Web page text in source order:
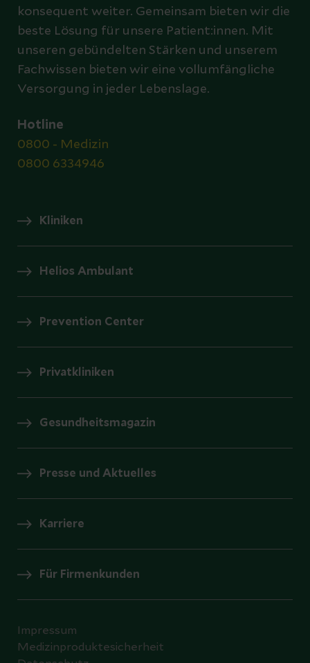
konsequent weiter. Gemeinsam bieten wir die
beste Lösung für unsere Patient:innen. Mit
unseren gebündelten Stärken und unserem
Fachwissen bieten wir eine vollumfängliche
Versorgung in jeder Lebenslage.
Hotline
0800 - Medizin
0800 6334946
Kliniken
Helios Ambulant
Prevention Center
Privatkliniken
Gesundheitsmagazin
Presse und Aktuelles
Karriere
Für Firmenkunden
Impressum
Medizinproduktesicherheit